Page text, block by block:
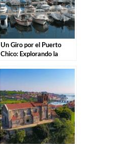
Un Giro por el Puerto
Chico: Explorando la